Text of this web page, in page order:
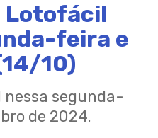
Lotofácil
feira e
10)
segunda-
de 2024.